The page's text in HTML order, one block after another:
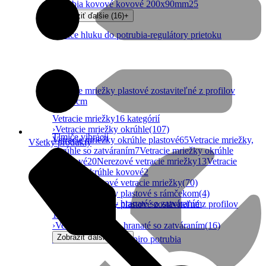
Tlmiče hluku do potrubia-regulátory prietoku
Tlmiče vibrácií
Vetracie mriežky do spiro potrubia
Vetracie mriežky plastové zostaviteľné z profilov
10x10cm
Vetracie mriežky- hranaté so zatváraním
potrubia kovové kovové 200x90mm25
Zobraziť ďalšie (16)+
Vetracie mriežky16 kategórií
›Vetracie mriežky okrúhle(107)
Vetracie mriežky okrúhle plastové65Vetracie mriežky,
okrúhle so zatváraním7Vetracie mriežky okrúhle
hliníkové20Nerezové vetracie mriežky13Vetracie
mriežky okrúhle kovové2
Hranaté plastové vetracie mriežky(70)
Vetracie mriežky plastové s rámčekom(4)
Vetracie mriežky plastové zostaviteľné z profilov
10x10cm
›Vetracie mriežky- hranaté so zatváraním(16)
Zobraziť ďalšie (11)
Všetky produkty